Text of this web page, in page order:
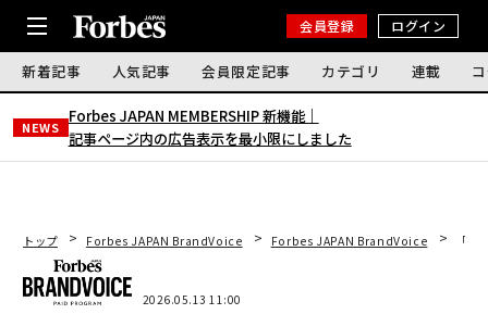
会員登録 ログイン
新着記事 人気記事 会員限定記事 カテゴリ 連載
NEWS
Forbes JAPAN MEMBERSHIP 新機能｜
記事ページ内の広告表示を最小限にしました
トップ Forbes JAPAN BrandVoice Forbes JAPAN BrandVoice 「
2026.05.13 11:00